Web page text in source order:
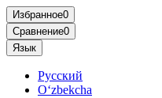
Избранное0
Сравнение0
Язык
Русский
O‘zbekcha